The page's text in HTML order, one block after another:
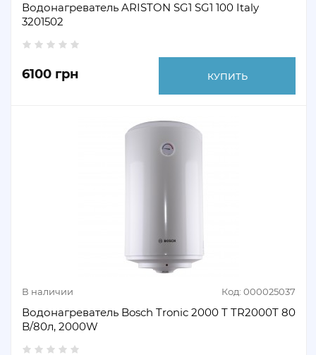
Водонагреватель ARISTON SG1 SG1 100 Italy
3201502
6100 грн КУПИТЬ
В наличии Код: 000025037
Водонагреватель Bosch Tronic 2000 T TR2000T 80
B/80л, 2000W